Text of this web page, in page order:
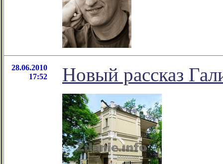
28.06.2010
17:52
Новый рассказ